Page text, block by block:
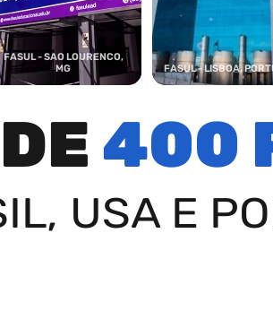
FASUL - SAO LOURENCO,
MG
FASUL - LISBOA,
400
USA E